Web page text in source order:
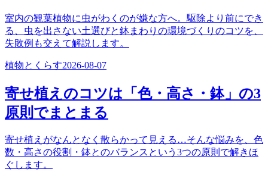
室内の観葉植物に虫がわくのが嫌な方へ。駆除より前にでき
る、虫を出さない土選びと鉢まわりの環境づくりのコツを、
失敗例も交えて解説します。
植物とくらす2026-08-07
寄せ植えのコツは「色・高さ・鉢」の3
原則でまとまる
寄せ植えがなんとなく散らかって見える…そんな悩みを、色
数・高さの役割・鉢とのバランスという3つの原則で解きほ
ぐします。